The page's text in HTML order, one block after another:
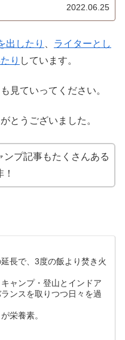
2022.06.25
出したり
ライターとし
り しています。
見ていってください。
とうございました。
ンプ記事もたくさんある
長で、3度の飯より焚き火
ャンプ・登山とインドア
ンスを取りつつ日々を過
栄養素。